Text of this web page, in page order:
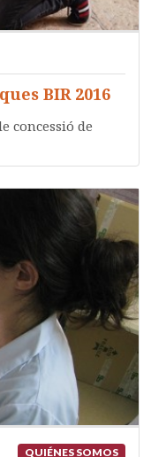
BIR 2016
concessió de
QUIÉNES SOMOS